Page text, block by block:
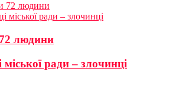
72 людини
міської ради – злочинці
людини
ради – злочинці